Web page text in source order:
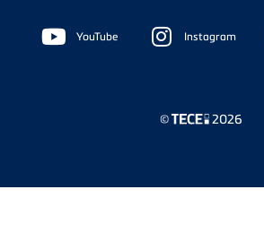
Floating
Sidebar YouTube Instagram
© 2026